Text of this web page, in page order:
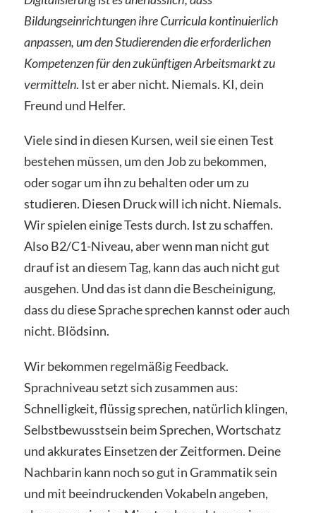
Bildungseinrichtungen ihre Curricula kontinuierlich
anpassen, um den Studierenden die erforderlichen
Kompetenzen für den zukünftigen Arbeitsmarkt zu
vermitteln. Ist er aber nicht. Niemals. KI, dein
Freund und Helfer.
Viele sind in diesen Kursen, weil sie einen Test
bestehen müssen, um den Job zu bekommen,
oder sogar um ihn zu behalten oder um zu
studieren. Diesen Druck will ich nicht. Niemals.
Wir spielen einige Tests durch. Ist zu schaffen.
Also B2/C1-Niveau, aber wenn man nicht gut
drauf ist an diesem Tag, kann das auch nicht gut
ausgehen. Und das ist dann die Bescheinigung,
dass du diese Sprache sprechen kannst oder auch
nicht. Blödsinn.
Wir bekommen regelmäßig Feedback.
Sprachniveau setzt sich zusammen aus:
Schnelligkeit, flüssig sprechen, natürlich klingen,
Selbstbewusstsein beim Sprechen, Wortschatz
und akkurates Einsetzen der Zeitformen. Deine
Nachbarin kann noch so gut in Grammatik sein
und mit beeindruckenden Vokabeln angeben,